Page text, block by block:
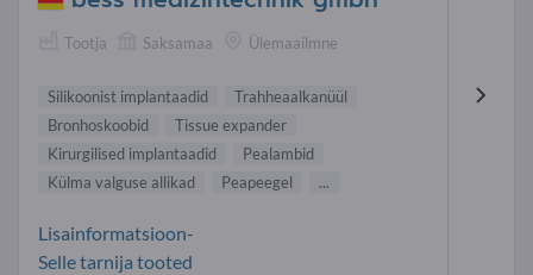
Tootja Saksamaa Ülemaailmne
Silikoonist implantaadid
Trahheaalkanüül
Bronhoskoobid
Tissue expander
Kirurgilised implantaadid
Pealambid
Külma valguse allikad
Peapeegel ...
Lisainformatsioon-
Selle tarnija tooted